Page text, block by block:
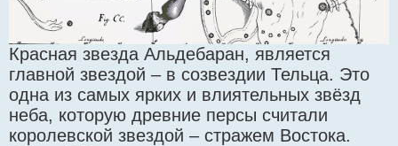
Красная звезда Альдебаран, является
главной звездой – в созвездии Тельца. Это
одна из самых ярких и влиятельных звёзд
неба, которую древние персы считали
королевской звездой – стражем Востока.